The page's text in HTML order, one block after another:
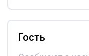
Гость